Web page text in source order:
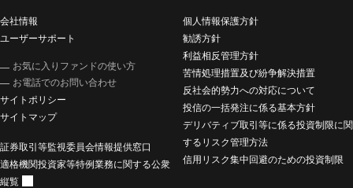
会社情報
ユーザーサポート
お気に入りファンドの使い方
お電話でのお問い合わせ
サイトポリシー
サイトマップ
個人情報保護方針
勧誘方針
利益相反管理方針
苦情処理措置及び紛争解決措置
反社会的勢力への対応について
投信の一括発注に係る基本方針
デリバティブ取引等に係る投資制限に関
するリスク管理方法
信用リスク集中回避のための投資制限
証券取引等監視委員会情報提供窓口
適格機関投資家等特例業務に関する公衆
縦覧